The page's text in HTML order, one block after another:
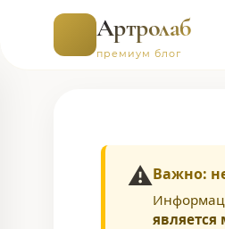
Артролаб
премиум блог
⚠️Важно:
является